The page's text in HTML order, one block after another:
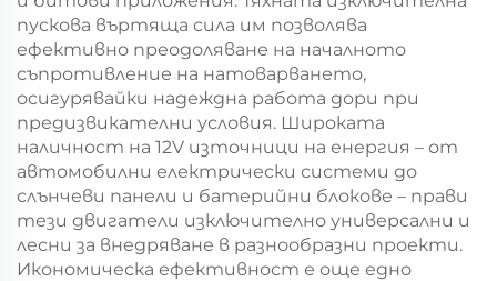
пускова въртяща сила им позволява
ефективно преодоляване на началното
съпротивление на натоварването,
осигурявайки надеждна работа дори при
предизвикателни условия. Широката
наличност на 12V източници на енергия – от
автомобилни електрически системи до
слънчеви панели и батерийни блокове – прави
тези двигатели изключително универсални и
лесни за внедряване в разнообразни проекти.
Икономическа ефективност е още едно